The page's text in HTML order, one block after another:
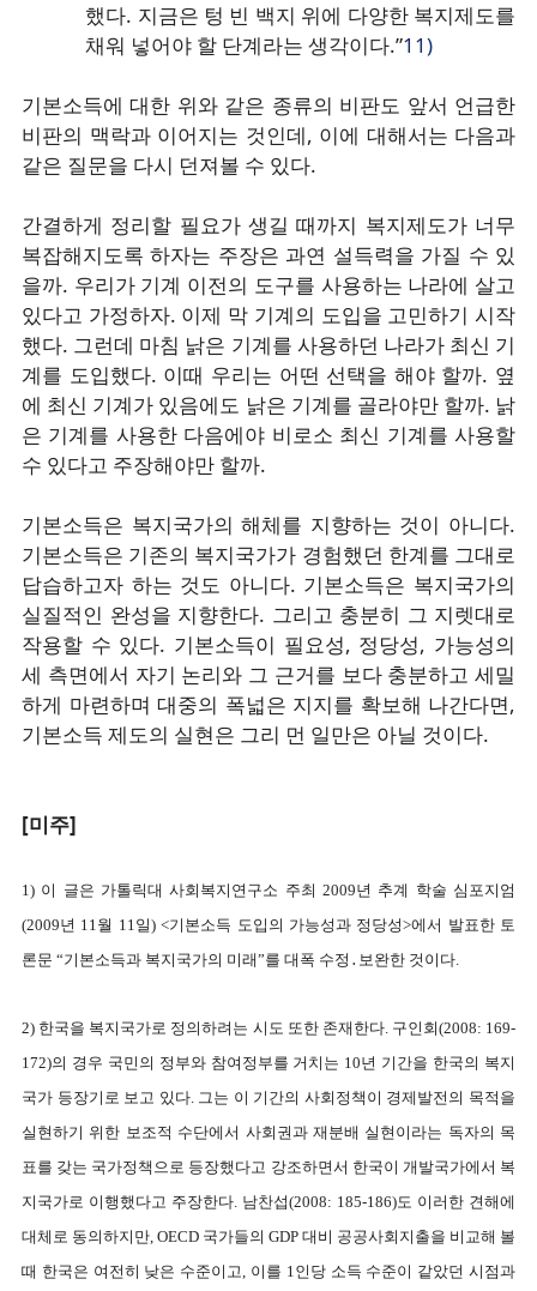
했다. 지금은 텅 빈 백지 위에 다양한 복지제도를
채워 넣어야 할 단계라는 생각이다.”11)
기본소득에 대한 위와 같은 종류의 비판도 앞서 언급한
비판의 맥락과 이어지는 것인데, 이에 대해서는 다음과
같은 질문을 다시 던져볼 수 있다.
간결하게 정리할 필요가 생길 때까지 복지제도가 너무
복잡해지도록 하자는 주장은 과연 설득력을 가질 수 있
을까. 우리가 기계 이전의 도구를 사용하는 나라에 살고
있다고 가정하자. 이제 막 기계의 도입을 고민하기 시작
했다. 그런데 마침 낡은 기계를 사용하던 나라가 최신 기
계를 도입했다. 이때 우리는 어떤 선택을 해야 할까. 옆
에 최신 기계가 있음에도 낡은 기계를 골라야만 할까. 낡
은 기계를 사용한 다음에야 비로소 최신 기계를 사용할
수 있다고 주장해야만 할까.
기본소득은 복지국가의 해체를 지향하는 것이 아니다.
기본소득은 기존의 복지국가가 경험했던 한계를 그대로
답습하고자 하는 것도 아니다. 기본소득은 복지국가의
실질적인 완성을 지향한다. 그리고 충분히 그 지렛대로
작용할 수 있다. 기본소득이 필요성, 정당성, 가능성의
세 측면에서 자기 논리와 그 근거를 보다 충분하고 세밀
하게 마련하며 대중의 폭넓은 지지를 확보해 나간다면,
기본소득 제도의 실현은 그리 먼 일만은 아닐 것이다.
[미주]
1) 이 글은 가톨릭대 사회복지연구소 주최 2009년 추계 학술 심포지엄
(2009년 11월 11일) <기본소득 도입의 가능성과 정당성>에서 발표한 토
론문 “기본소득과 복지국가의 미래”를 대폭 수정․보완한 것이다.
2) 한국을 복지국가로 정의하려는 시도 또한 존재한다. 구인회(2008: 169-
172)의 경우 국민의 정부와 참여정부를 거치는 10년 기간을 한국의 복지
국가 등장기로 보고 있다. 그는 이 기간의 사회정책이 경제발전의 목적을
실현하기 위한 보조적 수단에서 사회권과 재분배 실현이라는 독자의 목
표를 갖는 국가정책으로 등장했다고 강조하면서 한국이 개발국가에서 복
지국가로 이행했다고 주장한다. 남찬섭(2008: 185-186)도 이러한 견해에
대체로 동의하지만, OECD 국가들의 GDP 대비 공공사회지출을 비교해 볼
때 한국은 여전히 낮은 수준이고, 이를 1인당 소득 수준이 같았던 시점과